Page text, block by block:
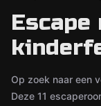
Op zoek naar een
Deze 11